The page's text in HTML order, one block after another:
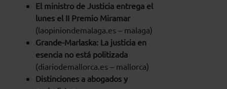
El ministro de Justicia entrega el
lunes el II Premio Miramar
(laopiniondemalaga.es – malaga)
Grande-Marlaska: La justicia en
esencia no está politizada
(diariodemallorca.es – mallorca)
Distinciones a abogados y